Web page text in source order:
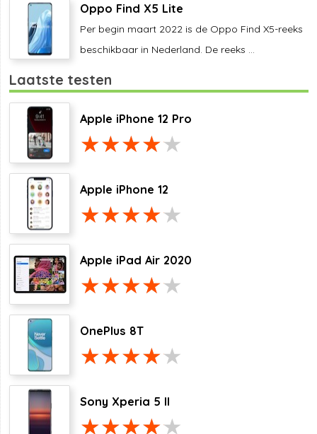
Oppo Find X5 Lite
Per begin maart 2022 is de Oppo Find X5-reeks
beschikbaar in Nederland. De reeks ...
Laatste testen
Apple iPhone 12 Pro
Apple iPhone 12
Apple iPad Air 2020
OnePlus 8T
Sony Xperia 5 II